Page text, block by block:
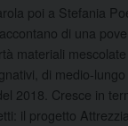
poi a Stefania
di una
materiali
di medio-
2018. Cresce in
il progetto